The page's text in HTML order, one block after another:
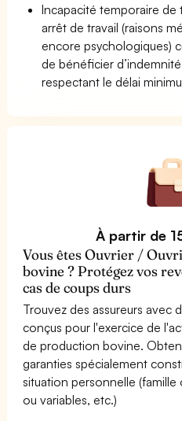
Incapacité temporaire de
arrêt de travail (raisons
encore psychologiques)
de bénéficier
respectant le délai
À partir de
Vous êtes Ouvrier /
bovine ? Protégez vos
cas de coups durs
Trouvez des assureurs avec
conçus pour l'exercice de
de production bovine.
garanties spécialement
situation personnelle
ou variables, etc.)